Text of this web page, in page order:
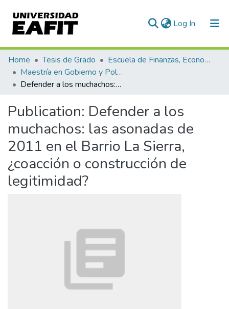
Log In (current)
Communities & Collections
All of DSpace
Home Tesis de Grado
Escuela de Finanzas, Economía y Gobierno
Maestría en Gobierno y Políticas Públicas (tesis)
Defender a los muchachos: las asonadas de 2011 en el Barrio La Sierra, ¿coacción o construcción de legitimidad?
Publication: Defender a los
muchachos: las asonadas de
2011 en el Barrio La Sierra,
¿coacción o construcción de
legitimidad?